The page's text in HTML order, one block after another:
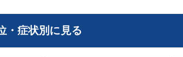
・症状別に見る